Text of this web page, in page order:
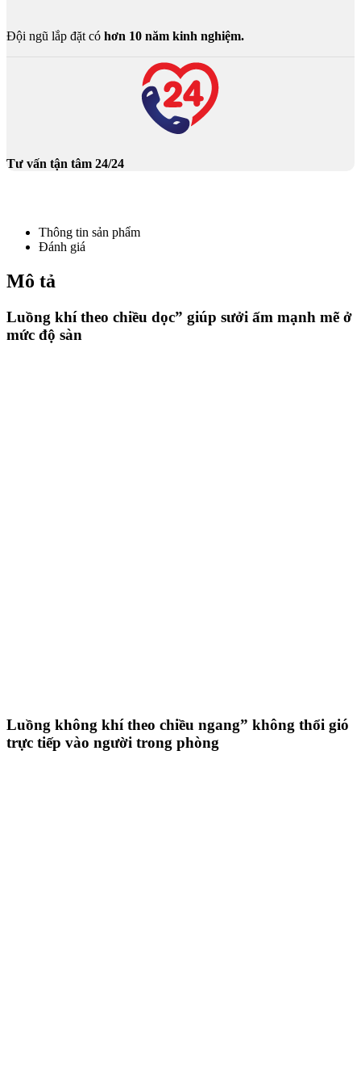
Đội ngũ lắp đặt có hơn 10 năm kinh nghiệm.
Tư vấn tận tâm 24/24
Thông tin sản phẩm
Đánh giá
Mô tả
Luồng khí theo chiều dọc” giúp sưởi ấm mạnh mẽ ở
mức độ sàn
Luồng không khí theo chiều ngang” không thổi gió
trực tiếp vào người trong phòng